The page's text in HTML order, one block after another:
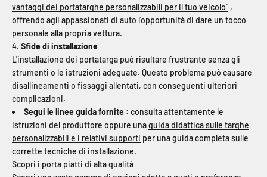
vantaggi dei portatarghe personalizzabili per il tuo veicolo" ,
offrendo agli appassionati di auto l'opportunità di dare un tocco
personale alla propria vettura.
4. Sfide di installazione
L'installazione dei portatarga può risultare frustrante senza gli
strumenti o le istruzioni adeguate. Questo problema può causare
disallineamenti o fissaggi allentati, con conseguenti ulteriori
complicazioni.
Segui le linee guida fornite : consulta attentamente le
istruzioni del produttore oppure unaguida didattica sulle targhe
personalizzabili e i relativi supporti per una guida completa sulle
corrette tecniche di installazione.
Scopri i porta piatti di alta qualità